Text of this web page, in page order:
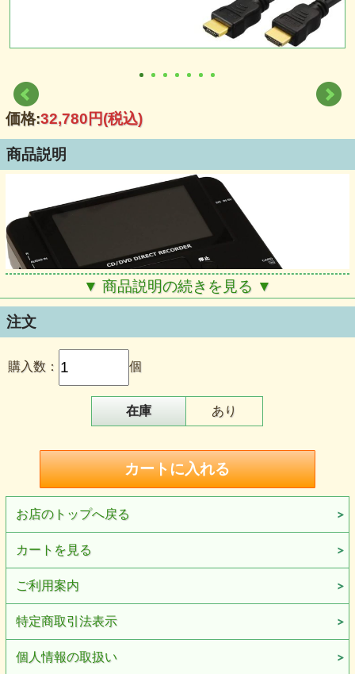
価格:32,780円(税込)
商品説明
▼ 商品説明の続きを見る ▼
注文
購入数： 個
在庫 あり
お店のトップへ戻る
カートを見る
ご利用案内
特定商取引法表示
個人情報の取扱い